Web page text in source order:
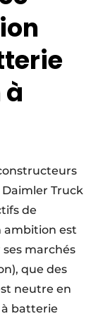
Truck
de
ambition est
ses marchés
que des
neutre en
batterie